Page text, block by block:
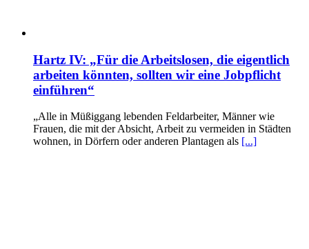
Hartz IV: „Für die Arbeitslosen, die eigentlich
arbeiten könnten, sollten wir eine Jobpflicht
einführen“
„Alle in Müßiggang lebenden Feldarbeiter, Männer wie
Frauen, die mit der Absicht, Arbeit zu vermeiden in Städten
wohnen, in Dörfern oder anderen Plantagen als [...]